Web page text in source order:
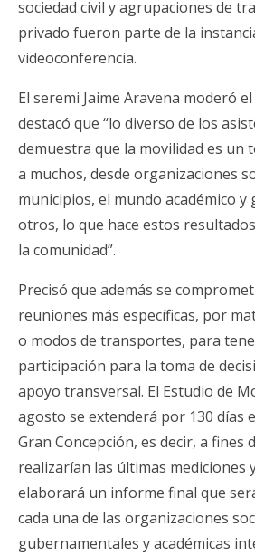
sociedad civil y agrupaciones de
privado fueron parte de la
videoconferencia.
El seremi Jaime Aravena moderó
destacó que “lo diverso de los
demuestra que la movilidad es un
a muchos, desde organizaciones
municipios, el mundo académico
otros, lo que hace estos
la comunidad”.
Precisó que además se
reuniones más específicas, por
o modos de transportes, para
participación para la toma de
apoyo transversal. El Estudio de
agosto se extenderá por 130 días
Gran Concepción, es decir, a fines
realizarían las últimas mediciones
elaborará un informe final que
cada una de las organizaciones
gubernamentales y académicas